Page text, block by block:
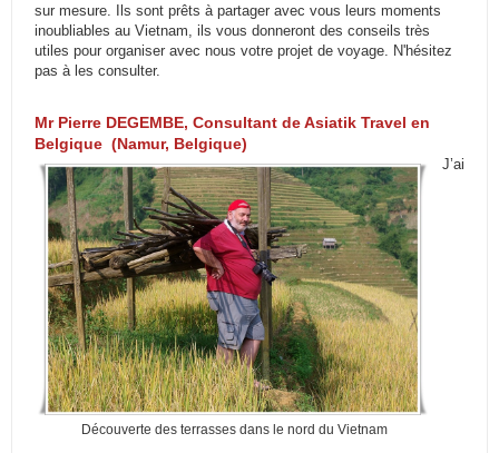
sur mesure. Ils sont prêts à partager avec vous leurs moments
inoubliables au Vietnam, ils vous donneront des conseils très
utiles pour organiser avec nous votre projet de voyage. N'hésitez
pas à les consulter.
Mr Pierre DEGEMBE, Consultant de Asiatik Travel en
Belgique (Namur, Belgique)
Découverte des terrasses dans le nord du Vietnam
J’ai